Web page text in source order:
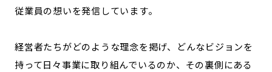
従業員の想いを発信しています。
経営者たちがどのような理念を掲げ、どんなビジョンを
持って日々事業に取り組んでいるのか、その裏側にある